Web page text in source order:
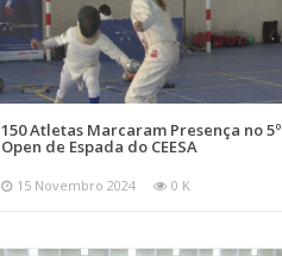
150 Atletas Marcaram Presença no 5º
Open de Espada do CEESA
15 Novembro 2024 0 K